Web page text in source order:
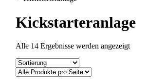
Kickstarteranlage
Alle 14 Ergebnisse werden angezeigt